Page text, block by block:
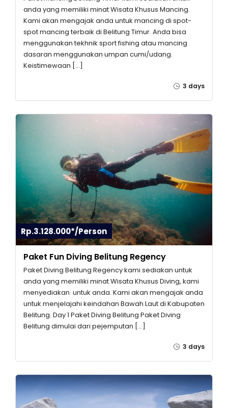
anda yang memiliki minat Wisata Khusus Mancing.
Kami akan mengajak anda untuk mancing di spot-
spot mancing terbaik di Belitung Timur. Anda bisa
menggunakan tekhnik sport fishing atau mancing
dasaran menggunakan umpan cumi/udang.
Keistimewaan […]
3 days
Rp.3.128.000*/Person
Paket Fun Diving Belitung Regency
Paket Diving Belitung Regency kami sediakan untuk
anda yang memiliki minat Wisata Khusus Diving, kami
menyediakan untuk anda. Kami akan mengajak anda
untuk menjelajahi keindahan Bawah Laut di Kabupaten
Belitung. Day 1 Paket Diving Belitung Paket Diving
Belitung dimulai dari pejemputan […]
3 days